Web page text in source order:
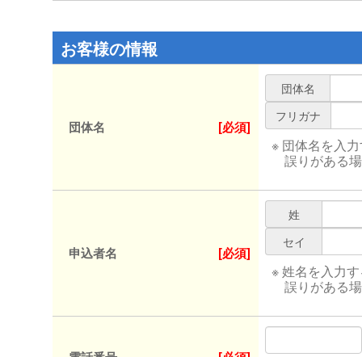
お客様の情報
団体名 [必須]
団体名
フリガナ
※ 団体名を入
誤りがある
申込者名 [必須]
姓
セイ
※ 姓名を入力
誤りがある